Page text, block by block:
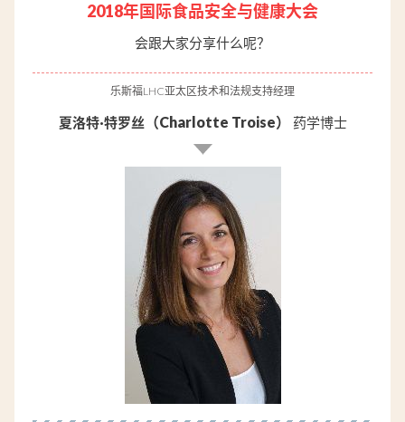
2018年国际食品安全与健康大会
会跟大家分享什么呢？
乐斯福LHC亚太区技术和法规支持经理
夏洛特·特罗丝 （Charlotte Troise） 药学博士